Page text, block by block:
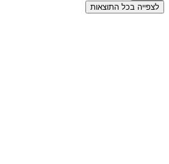
לצפייה בכל התוצאות